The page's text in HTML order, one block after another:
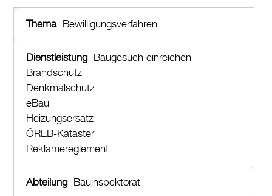
Bewilligungsverfahren
Baugesuch einreichen
Brandschutz
Denkmalschutz
eBau
Heizungsersatz
ÖREB-Kataster
Reklamereglement
Bauinspektorat